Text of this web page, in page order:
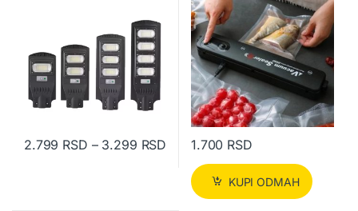
2.799 RSD – 3.299 RSD Raspon cena: od 2.799 RSD
1.700 RSD
KUPI ODMAH